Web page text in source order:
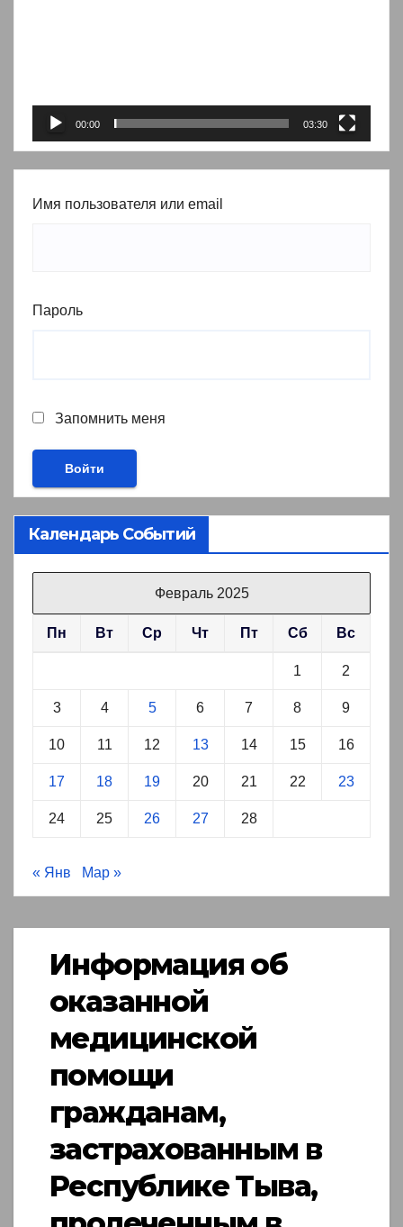
00:00 03:30
Имя пользователя или email
Пароль
Запомнить меня
Календарь Событий
Февраль 2025
Пн Вт Ср Чт Пт Сб Вс
1 2
3 4 5 6 7 8 9
10 11 12 13 14 15 16
17 18 19 20 21 22 23
24 25 26 27 28
« Янв Мар »
Информация об
оказанной
медицинской
помощи
гражданам,
застрахованным в
Республике Тыва,